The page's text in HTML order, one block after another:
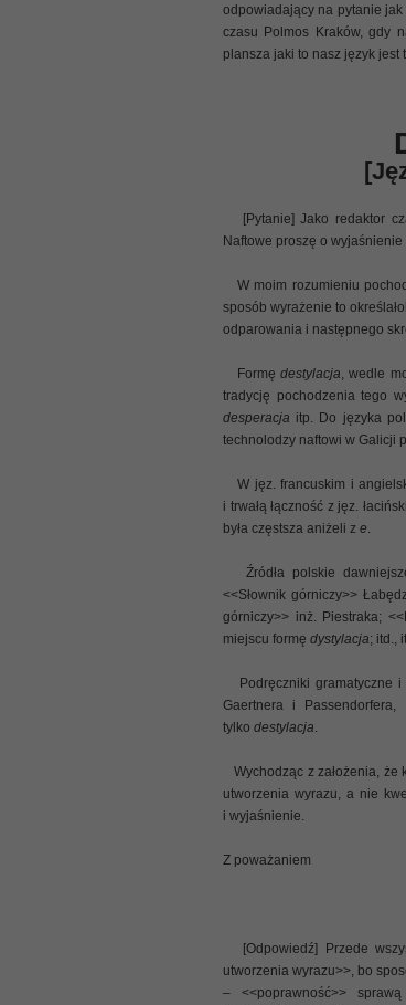
odpowiadający na pytanie jak
czasu Polmos Kraków, gdy
plansza jaki to nasz język
[Pytanie] Jako redaktor
Naftowe proszę o
W moim rozumieniu
sposób wyrażenie to
odparowania i następnego
Formędestylacja , wedle
tradycję pochodzenia tego
desperacja itp. Do języka
technolodzy naftowi w Galicji
W jęz. francuskim i
i trwałą łączność z jęz.
była częstsza aniżeli z e
Źródła polskie
<<Słownik górniczy>>
górniczy>> inż. Piestraka;
miejscu formę dystylacja; itd.,
Podręczniki gramatyczne i
Gaertnera i
tylko destylacja
Wychodząc z założenia, że
utworzenia wyrazu, a nie
i wyjaśnienie.
Z poważaniem
[Odpowiedź] Przede
utworzenia wyrazu>>, bo
– <<poprawność>>